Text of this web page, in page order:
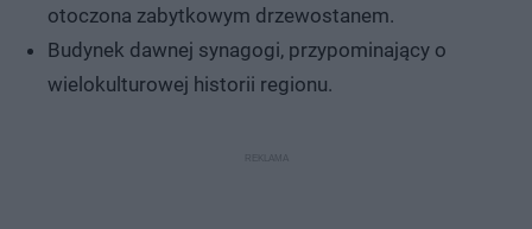
otoczona zabytkowym drzewostanem.
Budynek dawnej synagogi, przypominający o
wielokulturowej historii regionu.